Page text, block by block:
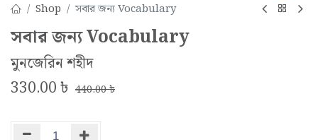
Shop সবার জন্য Vocabulary
সবার জন্য Vocabulary
মুনজেরিন শহীদ
330.00৳ 440.00৳